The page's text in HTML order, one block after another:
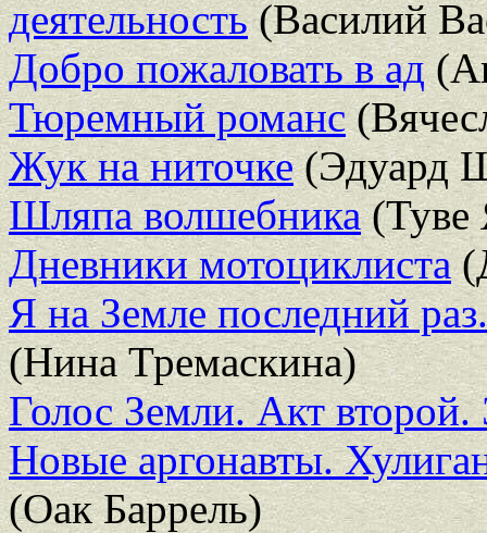
деятельность(Василий
Добро пожаловать в ад
Тюремный романс
Жук на ниточке(Эдуард
Шляпа волшебника(Туве
Дневники мотоциклиста
Я на Земле последний
(Нина Тремаскина)
Голос Земли. Акт
Новые аргонавты.
(Оак Баррель)